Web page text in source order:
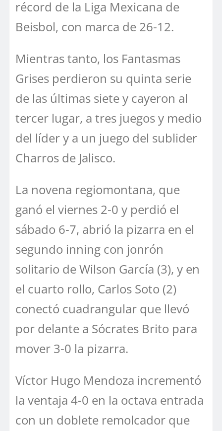
récord de la Liga Mexicana de
Beisbol, con marca de 26-12.
Mientras tanto, los Fantasmas
Grises perdieron su quinta serie
de las últimas siete y cayeron al
tercer lugar, a tres juegos y medio
del líder y a un juego del sublider
Charros de Jalisco.
La novena regiomontana, que
ganó el viernes 2-0 y perdió el
sábado 6-7, abrió la pizarra en el
segundo inning con jonrón
solitario de Wilson García (3), y en
el cuarto rollo, Carlos Soto (2)
conectó cuadrangular que llevó
por delante a Sócrates Brito para
mover 3-0 la pizarra.
Víctor Hugo Mendoza incrementó
la ventaja 4-0 en la octava entrada
con un doblete remolcador que